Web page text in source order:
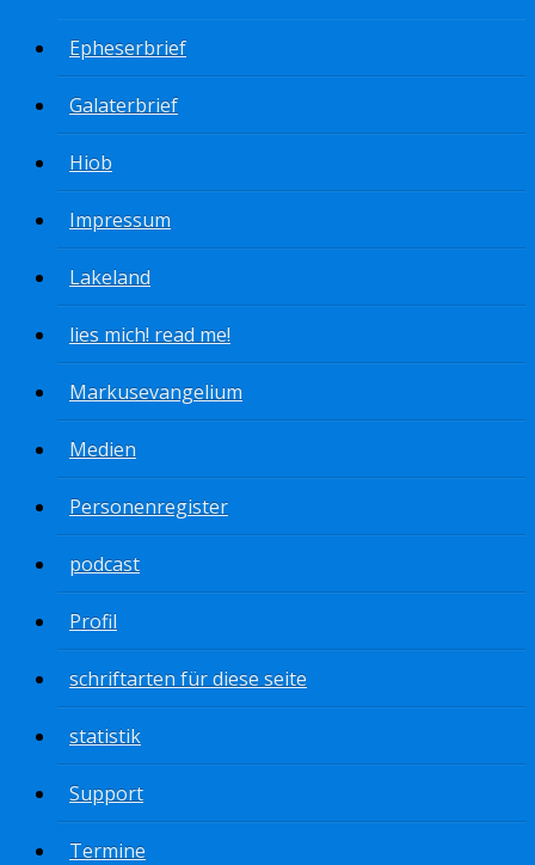
Epheserbrief
Galaterbrief
Hiob
Impressum
Lakeland
lies mich! read me!
Markusevangelium
Medien
Personenregister
podcast
Profil
schriftarten für diese seite
statistik
Support
Termine